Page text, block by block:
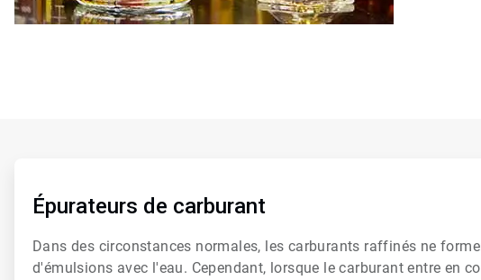
Épurateurs de carburant
Dans des circonstances normales, les carburants raffinés ne
d'émulsions avec l'eau. Cependant, lorsque le carburant entre en